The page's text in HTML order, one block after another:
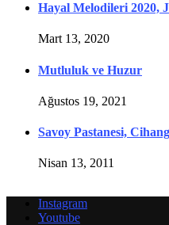
Hayal Melodileri 2020,
Mart 13, 2020
Mutluluk ve Huzur
Ağustos 19, 2021
Savoy Pastanesi,
Nisan 13, 2011
Instagram
Youtube